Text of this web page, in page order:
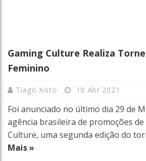
Gaming Culture Realiza
Feminino
Tiago Xisto 10 Abr 2021
Foi anunciado no último dia 29 de
agência brasileira de promoções
Culture, uma segunda edição do
Mais »